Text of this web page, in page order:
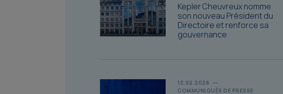
Kepler Cheuvreux nomme
son nouveau Président du
Directoire et renforce sa
gouvernance
12.02.2026
COMMUNIQUÉS DE PRESSE